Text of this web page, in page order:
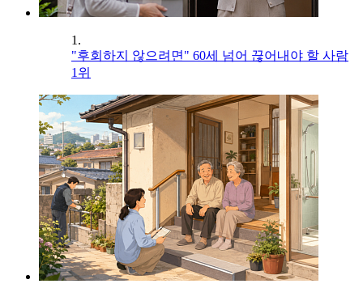
1.
"후회하지 않으려면" 60세 넘어 끊어내야 할 사람
1위